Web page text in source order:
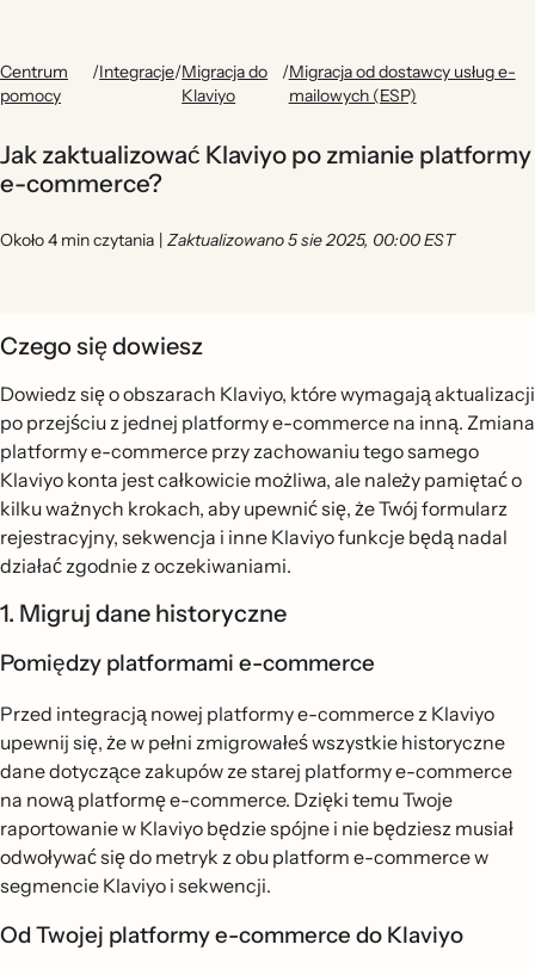
Centrum
pomocy
/Integracje/Migracja do
Klaviyo
/Migracja od dostawcy usług e-
mailowych (ESP)
Jak zaktualizować Klaviyo po zmianie platformy
e-commerce?
Około 4 min czytania | Zaktualizowano 5 sie 2025, 00:00 EST
Czego się dowiesz
Dowiedz się o obszarach Klaviyo, które wymagają aktualizacji
po przejściu z jednej platformy e-commerce na inną. Zmiana
platformy e-commerce przy zachowaniu tego samego
Klaviyo konta jest całkowicie możliwa, ale należy pamiętać o
kilku ważnych krokach, aby upewnić się, że Twój formularz
rejestracyjny, sekwencja i inne Klaviyo funkcje będą nadal
działać zgodnie z oczekiwaniami.
1. Migruj dane historyczne
Pomiędzy platformami e-commerce
Przed integracją nowej platformy e-commerce z Klaviyo
upewnij się, że w pełni zmigrowałeś wszystkie historyczne
dane dotyczące zakupów ze starej platformy e-commerce
na nową platformę e-commerce. Dzięki temu Twoje
raportowanie w Klaviyo będzie spójne i nie będziesz musiał
odwoływać się do metryk z obu platform e-commerce w
segmencie Klaviyo i sekwencji.
Od Twojej platformy e-commerce do Klaviyo